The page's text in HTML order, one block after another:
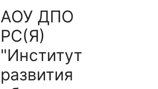
АОУ ДПО
РС(Я)
"Институт
развития